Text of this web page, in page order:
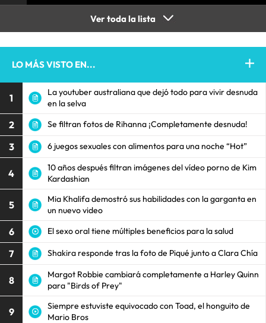
Ver toda la lista
LO MÁS VISTO EN...
1
La youtuber australiana que dejó todo para vivir desnuda
en la selva
2 Se filtran fotos de Rihanna ¡Completamente desnuda!
3 6 juegos sexuales con alimentos para una noche “Hot”
4
10 años después filtran imágenes del vídeo porno de Kim
Kardashian
5
Mia Khalifa demostró sus habilidades con la garganta en
un nuevo video
6 El sexo oral tiene múltiples beneficios para la salud
7 Shakira responde tras la foto de Piqué junto a Clara Chía
8
Margot Robbie cambiará completamente a Harley Quinn
para "Birds of Prey"
9
Siempre estuviste equivocado con Toad, el honguito de
Mario Bros